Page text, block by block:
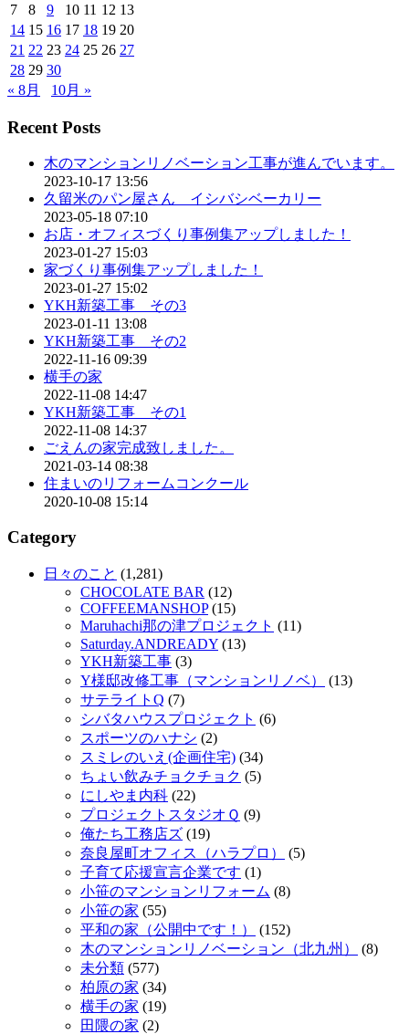
7
8 9 10 11 12 13
14 15 16 17 18 19 20
21 22 23 24 25 26 27
28 29 30
« 8月
10月 »
Recent Posts
木のマンションリノベーション工事が進んでいます。
2023-10-17 13:56
久留米のパン屋さん イシバシベーカリー
2023-05-18 07:10
お店・オフィスづくり事例集アップしました！
2023-01-27 15:03
家づくり事例集アップしました！
2023-01-27 15:02
YKH新築工事 その3
2023-01-11 13:08
YKH新築工事 その2
2022-11-16 09:39
横手の家
2022-11-08 14:47
YKH新築工事 その1
2022-11-08 14:37
ごえんの家完成致しました。
2021-03-14 08:38
住まいのリフォームコンクール
2020-10-08 15:14
Category
日々のこと (1,281)
CHOCOLATE BAR (12)
COFFEEMANSHOP(15)
Maruhachi那の津プロジェクト (11)
Saturday.ANDREADY (13)
YKH新築工事 (3)
Y様邸改修工事（マンションリノベ）
(13)
サテライトQ (7)
シバタハウスプロジェクト (6)
スポーツのハナシ (2)
スミレのいえ(企画住宅) (34)
ちょい飲みチョクチョク (5)
にしやま内科 (22)
プロジェクトスタジオＱ (9)
俺たち工務店ズ (19)
奈良屋町オフィス（ハラプロ）
(5)
子育て応援宣言企業です (1)
小笹のマンションリフォーム (8)
小笹の家 (55)
平和の家（公開中です！）
(152)
木のマンションリノベーション（北九州）
(8)
未分類 (577)
柏原の家 (34)
横手の家 (19)
田隈の家 (2)